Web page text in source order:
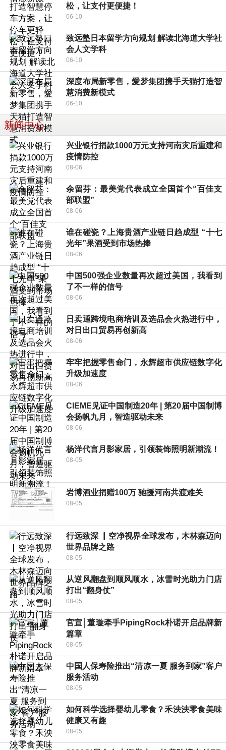
松，让支付更便捷！
06-10
致远塾日本留学方向规划 解读北海道大学社
会人文学科
06-10
深度布局新零售，愛梦集团携手天猫打造智
慧消费新模式
06-10
新闻中心
兴业银行捐款1000万元支持河南灾后重建和
疫情防控
08-06
余留芬：最美党代表成立全国首个“百佳支
部联盟”
08-06
谁在碰瓷？上海贵酒产业链日趋成型 “十七
光年”果酒受到市场热捧
08-06
中国500强企业数量再次超过美国，我看到
了不一样的信号
08-06
日卖通跨境电商培训及选品会火热进行中，
对日出口贸易再创新高
08-06
牢牢把握零售命门，永辉超市供应链数字化
升级加速度
08-06
CIEME见证中国制造20年 | 第20届中国制博
会扬帆九月，智造驱动未来
08-06
杨洋代言月影家居，引领装饰照明新潮流！
08-05
岩博酒业捐赠100万 驰援河南共渡难关
08-05
行远致深 ▏空净视界全球发布，木林森迈向
世界品牌之路
08-05
从逆风翻盘到顺风顺水，冰雪时光助力门店
打出“翻身仗”
08-05
官宣│董璇牵手PipingRock朴诺开启品牌新
篇章
08-05
中国人保寿险推出“清凉一夏 服务到家”客户
服务活动
08-05
如何科学选择婴幼儿零食？禾泱泱零食美味
健康又有趣
08-05